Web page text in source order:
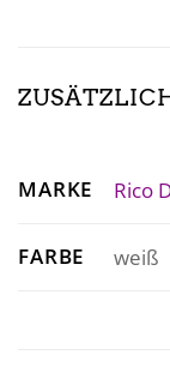
MARKE Rico
FARBE weiß